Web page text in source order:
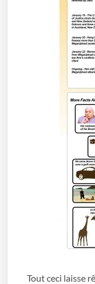
Tout ceci laisse